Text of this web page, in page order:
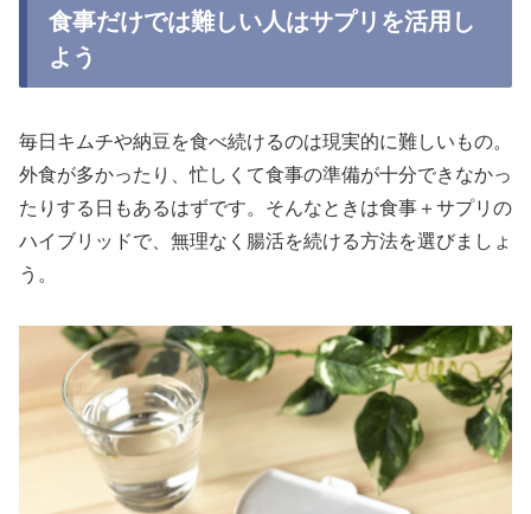
食事だけでは難しい人はサプリを活用し
よう
毎日キムチや納豆を食べ続けるのは現実的に難しいもの。
外食が多かったり、忙しくて食事の準備が十分できなかっ
たりする日もあるはずです。そんなときは食事＋サプリの
ハイブリッドで、無理なく腸活を続ける方法を選びましょ
う。